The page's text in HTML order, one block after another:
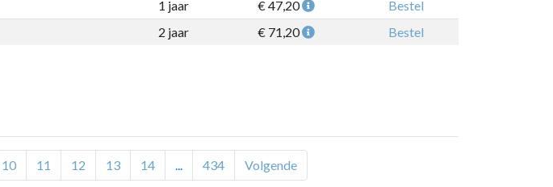
1 jaar
€ 47,20
Bestel
2 jaar
€ 71,20 Bestel
10 11 12 13 14 434 Volgende